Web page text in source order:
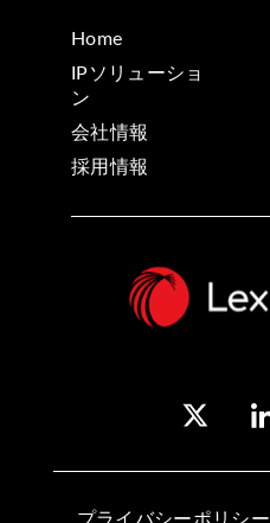
Home
IPソリューショ
ン
会社情報
採用情報